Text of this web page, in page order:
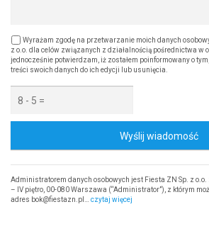
Wyrażam zgodę na przetwarzanie moich danych
z o.o. dla celów związanych z działalnością pośrednictwa w
jednocześnie potwierdzam, iż zostałem poinformowany o
treści swoich danych do ich edycji lub usunięcia.
Wyślij wiadomość
Administratorem danych osobowych jest Fiesta ZN Sp. z
– IV piętro, 00-080 Warszawa (“Administrator”), z którym
adres bok@fiestazn.pl… czytaj więcej